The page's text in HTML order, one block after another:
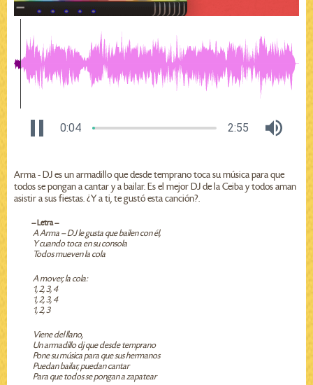
0:04 2:55
Arma - DJ es un armadillo que desde temprano toca su música para que
todos se pongan a cantar y a bailar. Es el mejor DJ de la Ceiba y todos aman
asistir a sus fiestas. ¿Y a ti, te gustó esta canción?.
-- Letra --
A Arma – DJ le gusta que bailen con él,
Y cuando toca en su consola
Todos mueven la cola
A mover, la cola:
1, 2, 3, 4
1, 2, 3, 4
1, 2, 3
Viene del llano,
Un armadillo dj que desde temprano
Pone su música para que sus hermanos
Puedan bailar, puedan cantar
Para que todos se pongan a zapatear